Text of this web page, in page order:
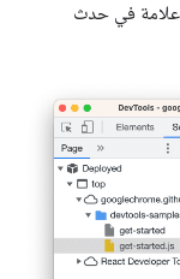
علامة في حدث